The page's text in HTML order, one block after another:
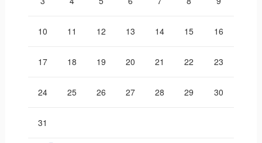
10 11 12 13 14 15 16
17 18 19 20 21 22 23
24 25 26 27 28 29 30
31